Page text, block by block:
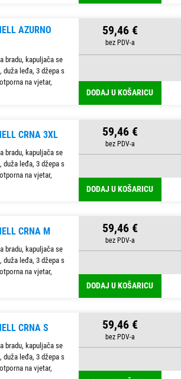
AZURNO
bradu, kapuljača se
leđa, 3 džepa s
na vjetar,
59,46 €
DODAJ U KOŠARICU
CRNA 3XL
bradu, kapuljača se
leđa, 3 džepa s
na vjetar,
59,46 €
DODAJ U KOŠARICU
CRNA M
bradu, kapuljača se
leđa, 3 džepa s
na vjetar,
59,46 €
DODAJ U KOŠARICU
CRNA S
bradu, kapuljača se
leđa, 3 džepa s
na vjetar,
59,46 €